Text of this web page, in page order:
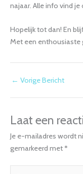
najaar. Alle info vind
Hopelijk tot dan! En
Met een enthousiaste
← Vorige Bericht
Laat een
Je e-mailadres wordt
gemarkeerd met*